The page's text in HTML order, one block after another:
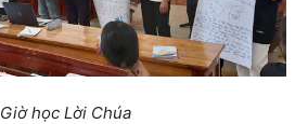
Giờ học Lời Chúa